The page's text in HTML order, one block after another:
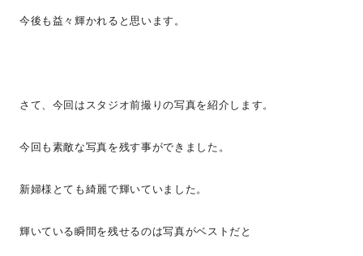
今後も益々輝かれると思います。
さて、今回はスタジオ前撮りの写真を紹介します。
今回も素敵な写真を残す事ができました。
新婦様とても綺麗で輝いていました。
輝いている瞬間を残せるのは写真がベストだと